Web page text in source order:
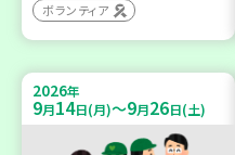
ボランティア
2026年
9月14日(月)～9月26日(土)